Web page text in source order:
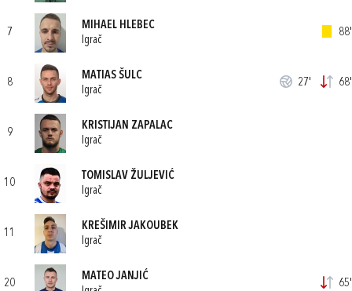
7
MIHAEL HLEBEC
Igrač
88'
8
MATIAS ŠULC
Igrač
27' 68'
9
KRISTIJAN ZAPALAC
Igrač
10
TOMISLAV ŽULJEVIĆ
Igrač
11
KREŠIMIR JAKOUBEK
Igrač
20
MATEO JANJIĆ
65'